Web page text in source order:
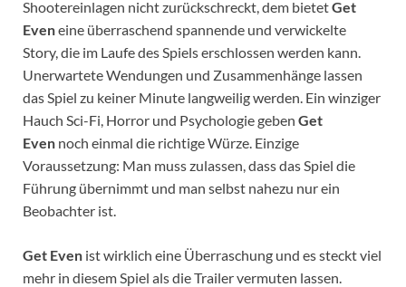
Shootereinlagen nicht zurückschreckt, dem bietetGet
Eveneine überraschend spannende und verwickelte
Story, die im Laufe des Spiels erschlossen werden kann.
Unerwartete Wendungen und Zusammenhänge lassen
das Spiel zu keiner Minute langweilig werden. Ein winziger
Hauch Sci-Fi, Horror und Psychologie geben Get
Even noch einmal die richtige Würze. Einzige
Voraussetzung: Man muss zulassen, dass das Spiel die
Führung übernimmt und man selbst nahezu nur ein
Beobachter ist.
Get Even ist wirklich eine Überraschung und es steckt viel
mehr in diesem Spiel als die Trailer vermuten lassen.